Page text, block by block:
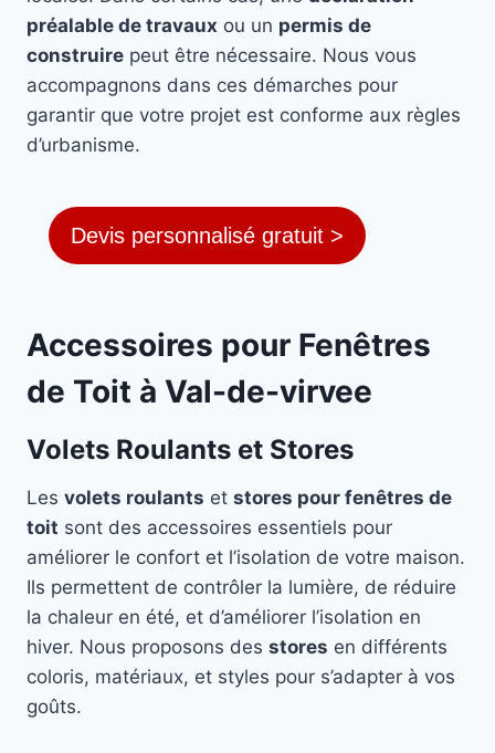
préalable de travaux ou un permis de
construire peut être nécessaire. Nous vous
accompagnons dans ces démarches pour
garantir que votre projet est conforme aux règles
d’urbanisme.
Devis personnalisé gratuit >
Accessoires pour Fenêtres
de Toit à Val-de-virvee
Volets Roulants et Stores
Les volets roulants et stores pour fenêtres de
toit sont des accessoires essentiels pour
améliorer le confort et l’isolation de votre maison.
Ils permettent de contrôler la lumière, de réduire
la chaleur en été, et d’améliorer l’isolation en
hiver. Nous proposons des stores en différents
coloris, matériaux, et styles pour s’adapter à vos
goûts.